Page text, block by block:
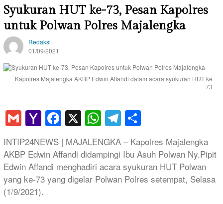
Syukuran HUT ke-73, Pesan Kapolres
untuk Polwan Polres Majalengka
Redaksi
01/09/2021
Kapolres Majalengka AKBP Edwin Affandi dalam acara syukuran HUT ke
73
GmailYahoo
Mail
Facebook
X WhatsApp
Telegram
INTIP24NEWS | MAJALENGKA – Kapolres Majalengka
AKBP Edwin Affandi didampingi Ibu Asuh Polwan Ny.Pipit
Edwin Affandi menghadiri acara syukuran HUT Polwan
yang ke-73 yang digelar Polwan Polres setempat, Selasa
(1/9/2021).